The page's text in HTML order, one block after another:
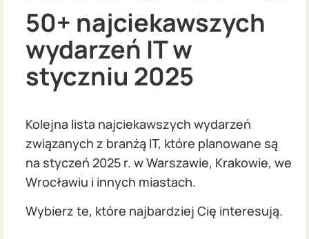
50+ najciekawszych
wydarzeń IT w
styczniu 2025
Kolejna lista najciekawszych wydarzeń
związanych z branżą IT, które planowane są
na styczeń 2025 r. w Warszawie, Krakowie, we
Wrocławiu i innych miastach.
Wybierz te, które najbardziej Cię interesują.